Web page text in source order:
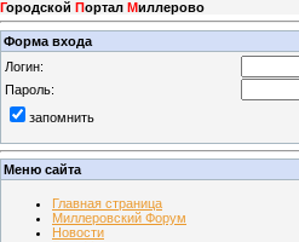
Городской Портал Миллерово
Форма входа
Логин:
Пароль:
запомнить
Меню сайта
Главная страница
Миллеровский Форум
Новости